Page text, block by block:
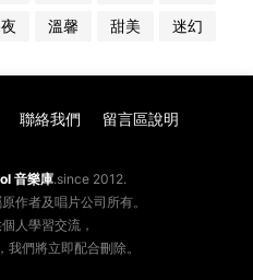
溫馨 甜美 迷幻
音樂庫.since 2012.
作者及唱片公司所有。
人學習交流，
們將立即配合刪除。
聯絡我們 留言區說明